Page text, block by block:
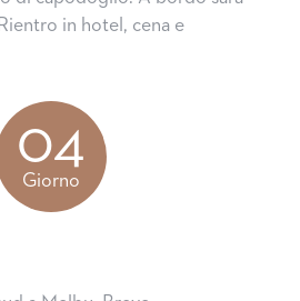
in hotel, cena e
04
Giorno